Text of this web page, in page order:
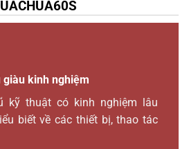
kinh nghiệm
kỹ thuật có kinh nghiệm lâu
biết về các thiết bị, thao tác